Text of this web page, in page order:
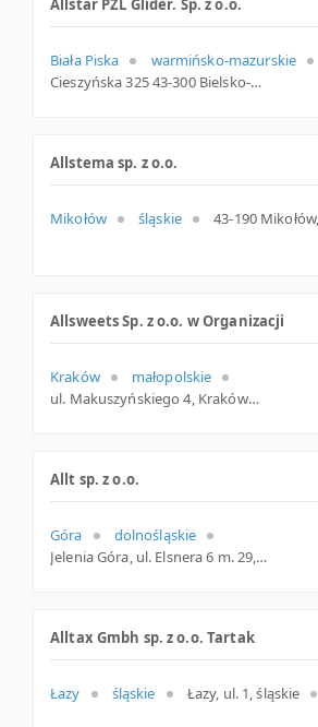
Allstar PZL Glider. Sp. z o.o.
Biała Piska
warmińsko-mazurskie
Cieszyńska 325 43-300 Bielsko-Biała Polska
Allstema sp. z o.o.
Mikołów śląskie
Allsweets Sp. z o.o. w Organizacji
Kraków
małopolskie
ul. Makuszyńskiego 4, Kraków
Allt sp. z o.o.
Góra
dolnośląskie
Jelenia Góra, ul. Elsnera 6 m. 29, dolnośląskie
Alltax Gmbh sp. z o.o. Tartak
Łazy śląskie Łazy, ul. 1, śląskie